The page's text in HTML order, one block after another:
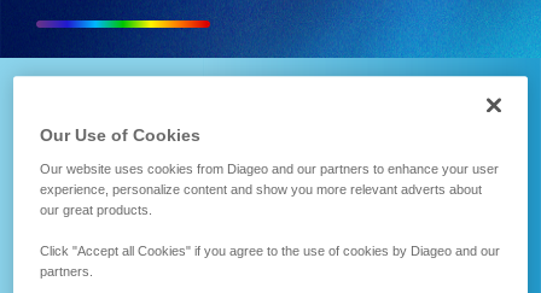
Our Use of Cookies
Our website uses cookies from Diageo and our partners to enhance your user
experience, personalize content and show you more relevant adverts about
our great products.
Click "Accept all Cookies" if you agree to the use of cookies by Diageo and our
partners.